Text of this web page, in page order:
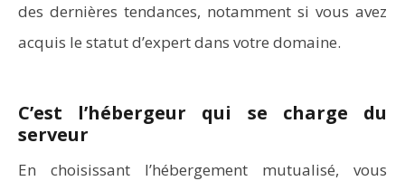
des dernières tendances, notamment si vous avez
acquis le statut d’expert dans votre domaine.
C’est l’hébergeur qui se charge du
serveur
En choisissant l’hébergement mutualisé, vous